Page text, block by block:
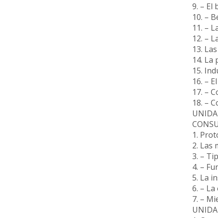
9. – El
10. –
11. –
12. –
13.
14. La
15.
16. –
17. –
18. –
1.
2. Las
3. –
4. –
5. La
6. –
7. –